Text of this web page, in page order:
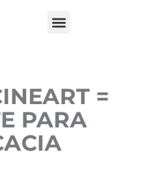
=
PARA